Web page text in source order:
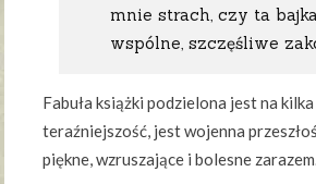
mnie strach, czy ta
wspólne, szczęśliwe
Fabuła książki podzielona jest na
teraźniejszość, jest wojenna
piękne, wzruszające i bolesne zarazem.